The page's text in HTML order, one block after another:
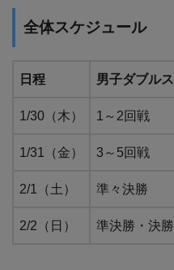
全体スケジュール
日程 男子ダブルス
1/30（木） 1～2回戦
1/31（金） 3～5回戦
2/1（土） 準々決勝
2/2（日） 準決勝・決勝